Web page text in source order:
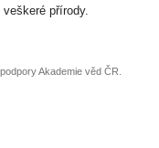
přírody.
Akademie věd ČR.